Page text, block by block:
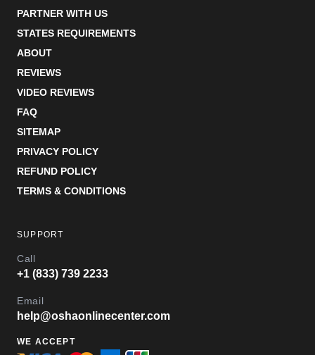
PARTNER WITH US
STATES REQUIREMENTS
ABOUT
REVIEWS
VIDEO REVIEWS
FAQ
SITEMAP
PRIVACY POLICY
REFUND POLICY
TERMS & CONDITIONS
SUPPORT
Call
+1 (833) 739 2233
Email
help@oshaonlinecenter.com
WE ACCEPT